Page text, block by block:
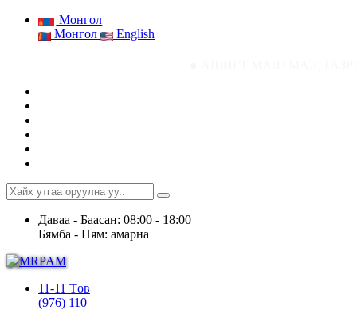
Монгол
Монгол
English
Даваа - Баасан: 08:00 - 18:00
Бямба - Ням: амарна
11-11 Төв
(976) 110